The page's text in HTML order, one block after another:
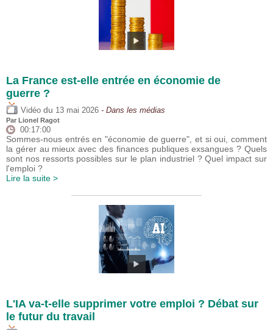
La France est-elle entrée en économie de
guerre ?
Vidéo du 13 mai 2026 - Dans les médias
Par Lionel Ragot
00:17:00
Sommes-nous entrés en "économie de guerre", et si oui, comment
la gérer au mieux avec des finances publiques exsangues ? Quels
sont nos ressorts possibles sur le plan industriel ? Quel impact sur
l'emploi ?
Lire la suite >
L'IA va-t-elle supprimer votre emploi ? Débat sur
le futur du travail